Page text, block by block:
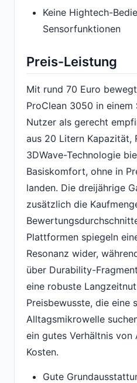
Keine Hightech-
Sensorfunktionen
Preis-Leistung
Mit rund 70 Euro
ProClean 3050 in einem
Nutzer als gerecht
aus 20 Litern Kapazität,
3DWave-Technologie
Basiskomfort, ohne in
landen. Die dreijährige
zusätzlich die
Plattformen spiegeln
Resonanz wider,
über Durability-
eine robuste
Preisbewusste, die eine
Alltagsmikrowelle
ein gutes Verhältnis von
Kosten.
Gute